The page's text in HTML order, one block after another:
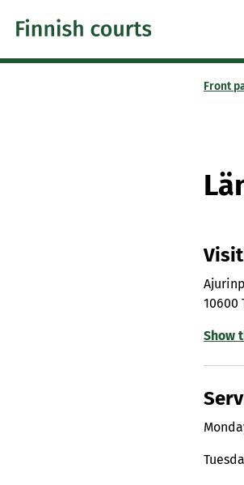
Skip to content -saavutettavuusohje
Front
10600
Show